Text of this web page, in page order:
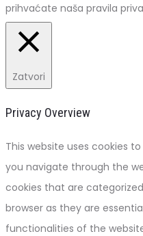
prihvaćate naša pravila
Zatvori
Privacy Overview
This website uses cookies
you navigate through the
cookies that are
browser as they are
functionalities of the